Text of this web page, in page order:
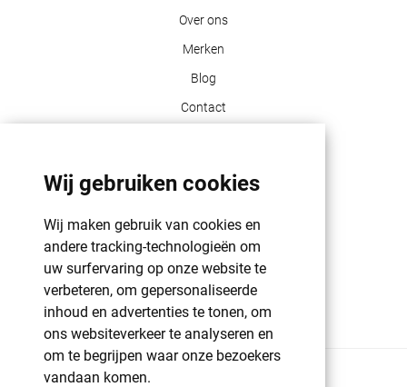
Wij gebruiken cookies
Wij maken gebruik van cookies en
andere tracking-technologieën om
uw surfervaring op onze website te
verbeteren, om gepersonaliseerde
inhoud en advertenties te tonen, om
ons websiteverkeer te analyseren en
om te begrijpen waar onze bezoekers
vandaan komen.
Over ons
Merken
Blog
Contact
GDPR | PRIVACY POLICY | HAROGIFTS
PMS kleuren
Cookie beleid
Voorwaarden en bepalingen
Winkelwagen